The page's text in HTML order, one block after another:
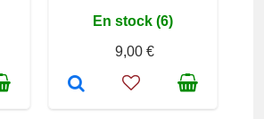
En stock (6)
9,00 €